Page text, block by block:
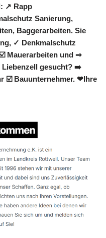
↗️ Rapp
Sanierung,
Baggerarbeiten. Sie
✓ Denkmalschutz
Mauerarbeiten und ⇒
Liebenzell gesucht? ➡️
☑️ Bauunternehmer. ❤Ihre